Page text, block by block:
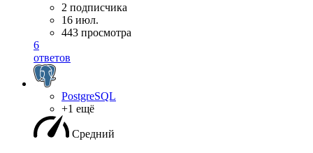
2 подписчика
16 июл.
443 просмотра
6
ответов
PostgreSQL
+1 ещё
Средний